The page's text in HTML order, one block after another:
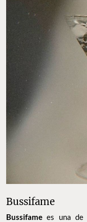
Bussifame
Bussifame es una de